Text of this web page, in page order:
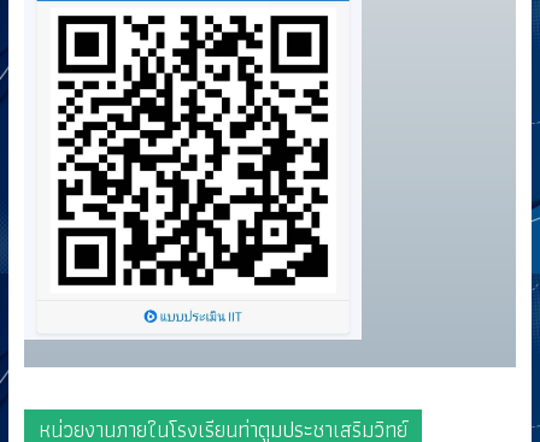
หน่วยงานภายในโรงเรียนท่าตูมประชาเสริมวิทย์